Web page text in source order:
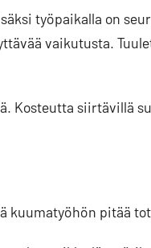
työpaikalla on
vaikutusta.
Kosteutta siirtävillä
kuumatyöhön pitää